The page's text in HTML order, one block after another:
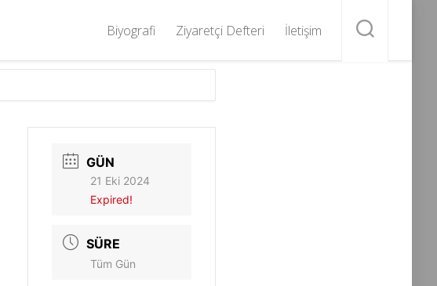
Biyografi Ziyaretçi Defteri İletişim
GÜN
21 Eki 2024
Expired!
SÜRE
Tüm Gün